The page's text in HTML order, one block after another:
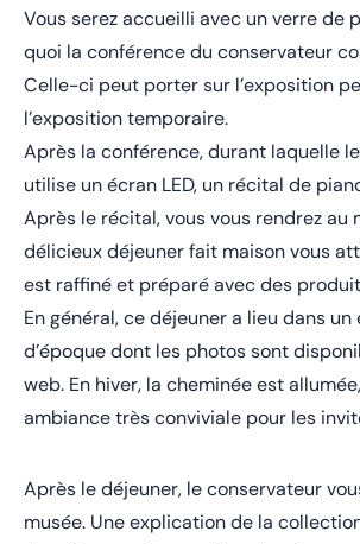
Vous serez accueilli avec un verre de
quoi la conférence du conservateur
Celle-ci peut porter sur l’exposition
l’exposition temporaire.
Après la conférence, durant laquelle
utilise un écran LED, un récital de
Après le récital, vous vous rendrez au
délicieux déjeuner fait maison vous
est raffiné et préparé avec des
En général, ce déjeuner a lieu dans
d’époque dont les photos sont
web. En hiver, la cheminée est
ambiance très conviviale pour les
Après le déjeuner, le conservateur
musée. Une explication de la